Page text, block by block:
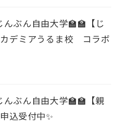
ぶん自由大学🏫🏫【じ
デミアうるま校 コラボ
ぶん自由大学🏫🏫【親
込受付中✨